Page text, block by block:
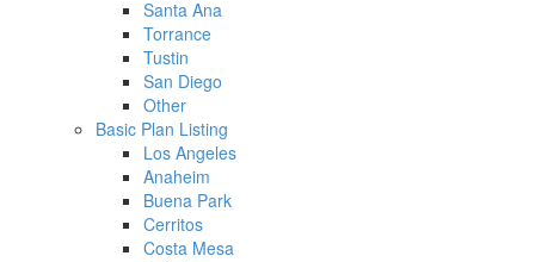
Santa Ana
Torrance
Tustin
San Diego
Other
Basic Plan Listing
Los Angeles
Anaheim
Buena Park
Cerritos
Costa Mesa